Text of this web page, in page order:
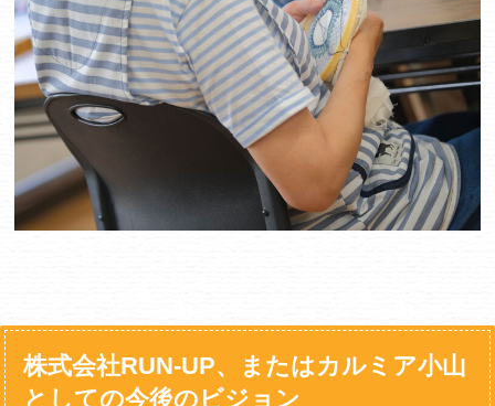
株式会社RUN-UP、またはカルミア小山
としての今後のビジョン